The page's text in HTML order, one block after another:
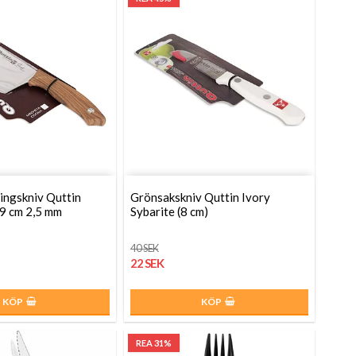
Quttin
cm 2,5 mm
KÖP
Grönsakskniv Quttin Ivory
Sybarite (8 cm)
40 SEK
22 SEK
KÖP
REA 31%